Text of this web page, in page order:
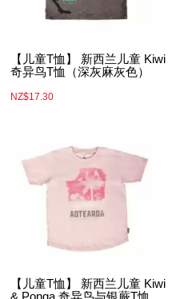
【儿童T恤】 新西兰儿童 Kiwi
奇异鸟T恤（深灰麻灰色）
NZ$17.30
【儿童T恤】 新西兰儿童 Kiwi
& Ponga 奇异鸟与银蕨T恤